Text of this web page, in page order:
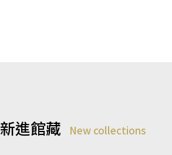
新進館藏 New collections